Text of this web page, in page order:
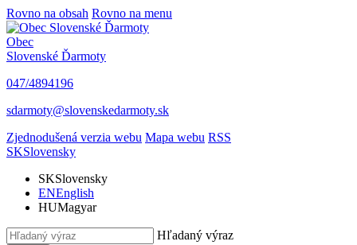
Rovno na obsah Rovno na menu
Obec
Slovenské Ďarmoty
047/4894196
sdarmoty@slovenskedarmoty.sk
Zjednodušená verzia webu Mapa webu RSS
SKSlovensky
SKSlovensky
ENEnglish
HUMagyar
Hľadaný výraz